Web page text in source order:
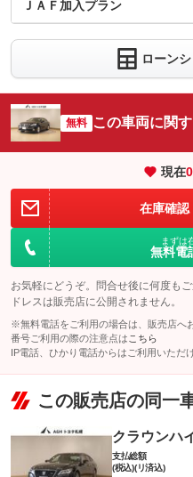
ＪＡＦ加入プラン
0.6 万円
車両本体価
格
パック内容
備考
このパック
ローン
無料 この車両に関
現在0
在庫確認
まずは
無料電
お気軽にどうぞ。問合せ後に何度も
ドレスは販売店に公開されません。
※無料電話をご利用の場合は、販売店へ
番号ご利用の際の注意点は こちら
IP電話、ひかり電話からはご利用いただ
この販売店の同一
クラウンハ
支払総額
(税込)(リ済込)